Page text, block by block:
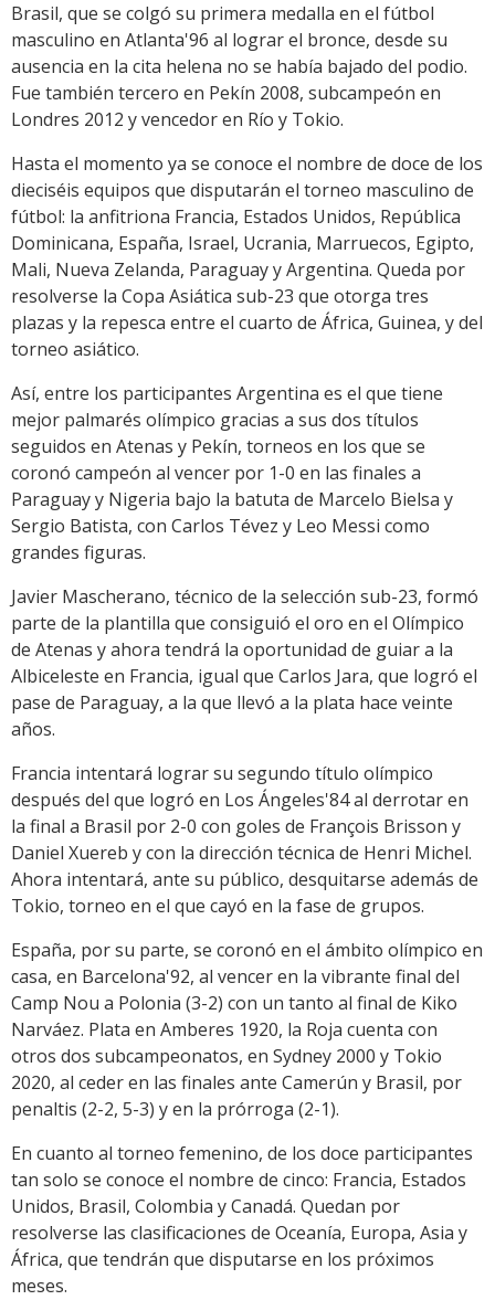
Brasil, que se colgó su primera medalla en el fútbol
masculino en Atlanta'96 al lograr el bronce, desde su
ausencia en la cita helena no se había bajado del podio.
Fue también tercero en Pekín 2008, subcampeón en
Londres 2012 y vencedor en Río y Tokio.
Hasta el momento ya se conoce el nombre de doce de los
dieciséis equipos que disputarán el torneo masculino de
fútbol: la anfitriona Francia, Estados Unidos, República
Dominicana, España, Israel, Ucrania, Marruecos, Egipto,
Mali, Nueva Zelanda, Paraguay y Argentina. Queda por
resolverse la Copa Asiática sub-23 que otorga tres
plazas y la repesca entre el cuarto de África, Guinea, y del
torneo asiático.
Así, entre los participantes Argentina es el que tiene
mejor palmarés olímpico gracias a sus dos títulos
seguidos en Atenas y Pekín, torneos en los que se
coronó campeón al vencer por 1-0 en las finales a
Paraguay y Nigeria bajo la batuta de Marcelo Bielsa y
Sergio Batista, con Carlos Tévez y Leo Messi como
grandes figuras.
Javier Mascherano, técnico de la selección sub-23, formó
parte de la plantilla que consiguió el oro en el Olímpico
de Atenas y ahora tendrá la oportunidad de guiar a la
Albiceleste en Francia, igual que Carlos Jara, que logró el
pase de Paraguay, a la que llevó a la plata hace veinte
años.
Francia intentará lograr su segundo título olímpico
después del que logró en Los Ángeles'84 al derrotar en
la final a Brasil por 2-0 con goles de François Brisson y
Daniel Xuereb y con la dirección técnica de Henri Michel.
Ahora intentará, ante su público, desquitarse además de
Tokio, torneo en el que cayó en la fase de grupos.
España, por su parte, se coronó en el ámbito olímpico en
casa, en Barcelona'92, al vencer en la vibrante final del
Camp Nou a Polonia (3-2) con un tanto al final de Kiko
Narváez. Plata en Amberes 1920, la Roja cuenta con
otros dos subcampeonatos, en Sydney 2000 y Tokio
2020, al ceder en las finales ante Camerún y Brasil, por
penaltis (2-2, 5-3) y en la prórroga (2-1).
En cuanto al torneo femenino, de los doce participantes
tan solo se conoce el nombre de cinco: Francia, Estados
Unidos, Brasil, Colombia y Canadá. Quedan por
resolverse las clasificaciones de Oceanía, Europa, Asia y
África, que tendrán que disputarse en los próximos
meses.